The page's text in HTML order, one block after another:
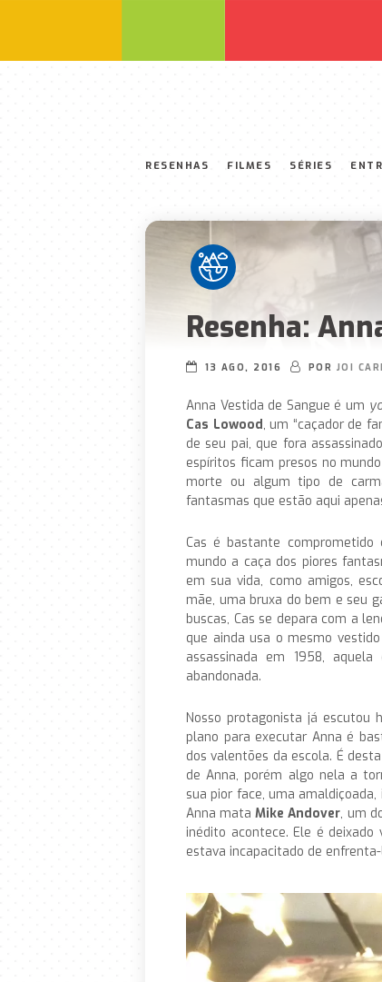
RESENHAS FILMES SÉRIES
Resenha:
13 AGO, 2016 POR JOI
Anna Vestida de Sangue é um
Cas Lowood, um “caçador de
de seu pai, que fora
espíritos ficam presos no
morte ou algum tipo de
fantasmas que estão aqui
Cas é bastante comprometido
mundo a caça dos piores
em sua vida, como amigos,
mãe, uma bruxa do bem e seu
buscas, Cas se depara com a
que ainda usa o mesmo
assassinada em 1958,
abandonada.
Nosso protagonista já escutou
plano para executar Anna é
dos valentões da escola. É
de Anna, porém algo nela a
sua pior face, uma
Anna mataMike Andover, um
inédito acontece. Ele é
estava incapacitado de